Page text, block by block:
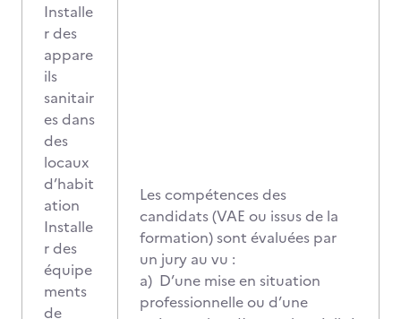
Installe
r des
appare
ils
sanitair
es dans
des
locaux
d’habit
ation
Installe
r des
équipe
ments
de
Les compétences des
candidats (VAE ou issus de la
formation) sont évaluées par
un jury au vu :
a) D’une mise en situation
professionnelle ou d’une